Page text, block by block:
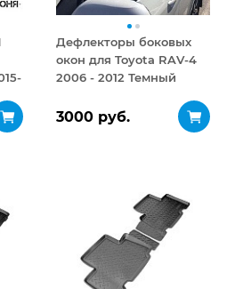
Дефлекторы боковых
окон для Toyota RAV-4
2006 - 2012 Темный
3000 руб.